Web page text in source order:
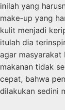
inilah yang
make-up yang
kulit menjadi
itulah dia
agar masyarakat
makanan tidak
cepat, bahwa
dilakukan sedini